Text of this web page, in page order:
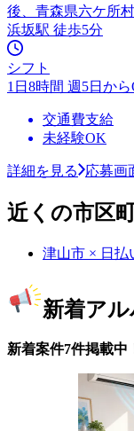
後、青森県六ケ所
浜坂駅 徒歩5分
シフト
1日8時間 週5日か
交通費支給
未経験OK
詳細を見る 応募画
近くの市区
津山市 × 日払
新着アル
新着案件7件掲載中